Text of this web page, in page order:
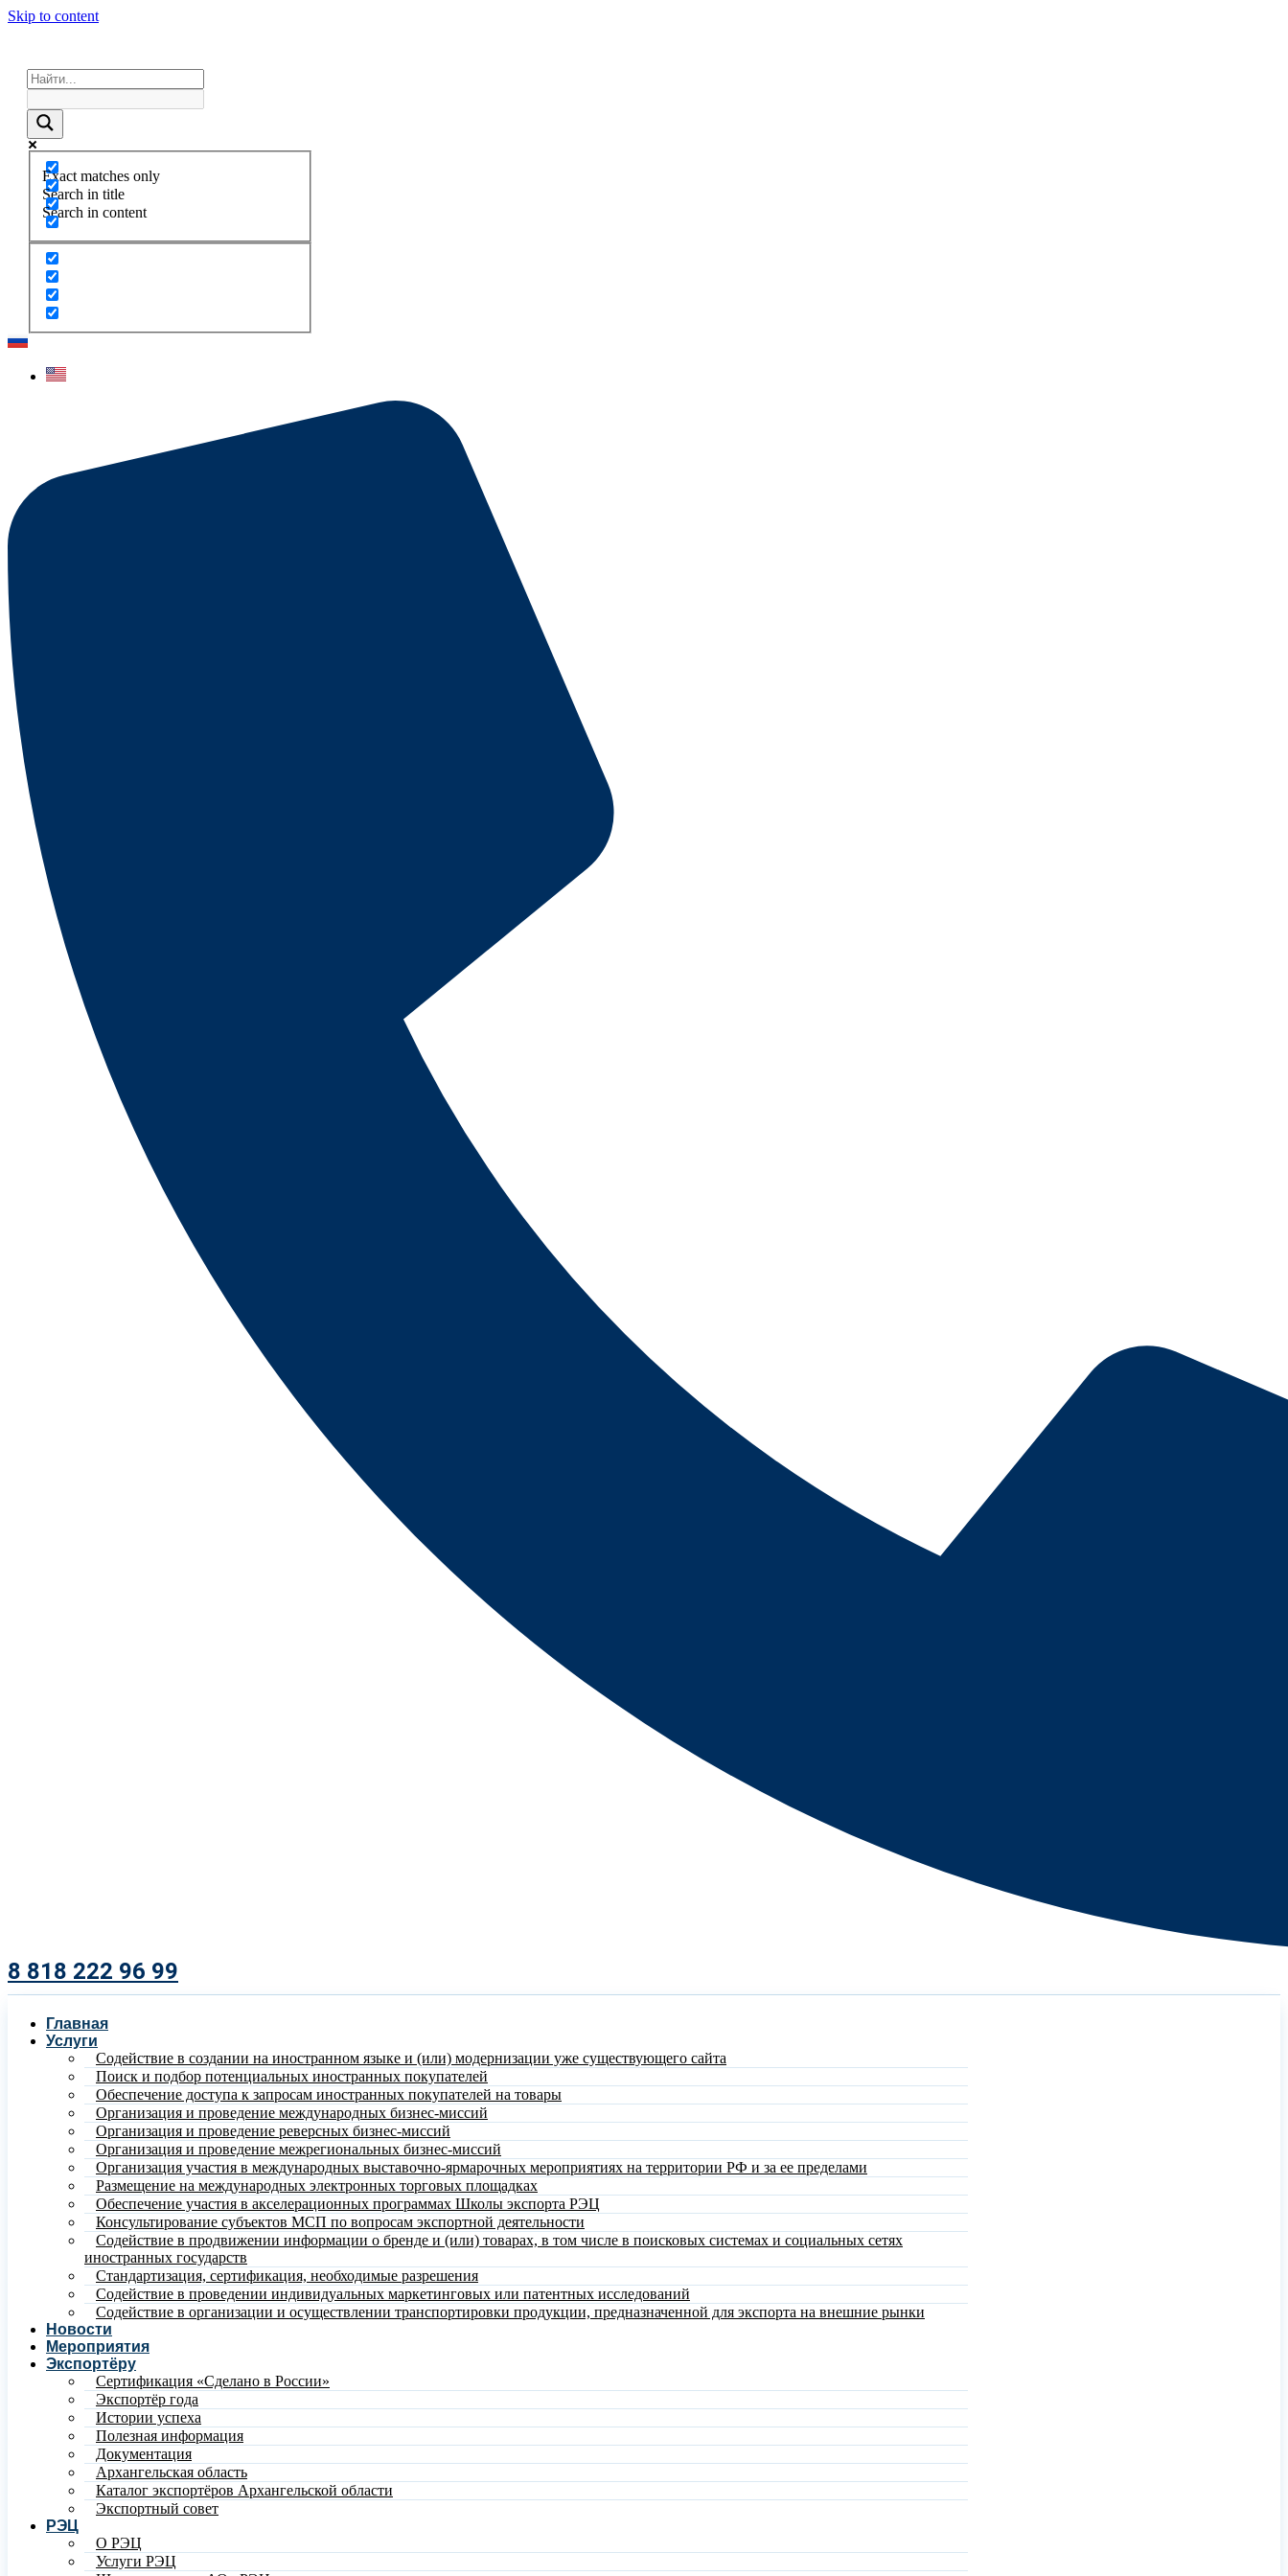
Skip to content
Exact matches only
Search in title
Search in content
8 818 222 96 99​
Главная
Услуги
Содействие в создании на иностранном языке и (или) модернизации уже существующего сайта
Поиск и подбор потенциальных иностранных покупателей
Обеспечение доступа к запросам иностранных покупателей на товары
Организация и проведение международных бизнес-миссий
Организация и проведение реверсных бизнес-миссий
Организация и проведение межрегиональных бизнес-миссий
Организация участия в международных выставочно-ярмарочных мероприятиях на территории РФ и за ее пределами
Размещение на международных электронных торговых площадках
Обеспечение участия в акселерационных программах Школы экспорта РЭЦ
Консультирование субъектов МСП по вопросам экспортной деятельности
Содействие в продвижении информации о бренде и (или) товарах, в том числе в поисковых системах и социальных сетях
иностранных государств
Стандартизация, сертификация, необходимые разрешения
Содействие в проведении индивидуальных маркетинговых или патентных исследований
Содействие в организации и осуществлении транспортировки продукции, предназначенной для экспорта на внешние рынки
Новости
Мероприятия
Экспортёру
Сертификация «Сделано в России»
Экспортёр года
Истории успеха
Полезная информация
Документация
Архангельская область
Каталог экспортёров Архангельской области
Экспортный совет
РЭЦ
О РЭЦ
Услуги РЭЦ